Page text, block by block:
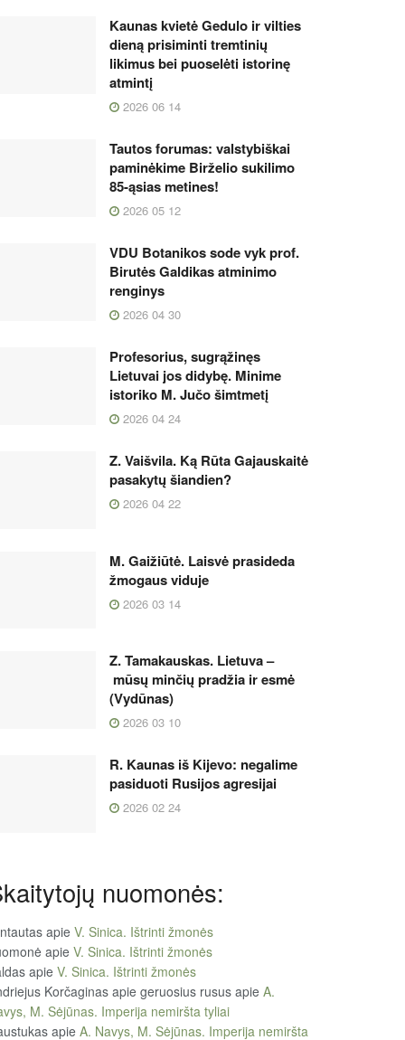
Kaunas kvietė Gedulo ir vilties
dieną prisiminti tremtinių
likimus bei puoselėti istorinę
atmintį
2026 06 14
Tautos forumas: valstybiškai
paminėkime Birželio sukilimo
85-ąsias metines!
2026 05 12
VDU Botanikos sode vyk prof.
Birutės Galdikas atminimo
renginys
2026 04 30
Profesorius, sugrąžinęs
Lietuvai jos didybę. Minime
istoriko M. Jučo šimtmetį
2026 04 24
Z. Vaišvila. Ką Rūta Gajauskaitė
pasakytų šiandien?
2026 04 22
M. Gaižiūtė. Laisvė prasideda
žmogaus viduje
2026 03 14
Z. Tamakauskas. Lietuva –
mūsų minčių pradžia ir esmė
(Vydūnas)
2026 03 10
R. Kaunas iš Kijevo: negalime
pasiduoti Rusijos agresijai
2026 02 24
nuomonės:
apie V. Sinica. Ištrinti žmonės
apie V. Sinica. Ištrinti žmonės
apie V. Sinica. Ištrinti žmonės
Korčaginas apie geruosius rusus apie A.
M. Sėjūnas. Imperija nemiršta tyliai
apie A. Navys, M. Sėjūnas. Imperija nemiršta